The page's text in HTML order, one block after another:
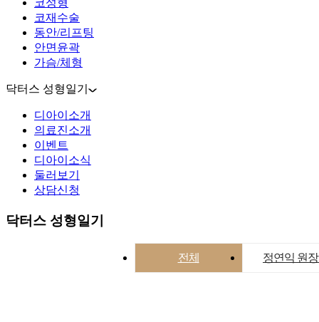
코재수술
동안/리프팅
안면윤곽
가슴/체형
닥터스 성형일기
디아이소개
의료진소개
이벤트
디아이소식
둘러보기
상담신청
닥터스 성형일기
전체 정연익 원